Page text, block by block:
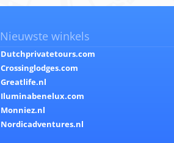
Nieuwste winkels
Dutchprivatetours.com
Crossinglodges.com
Greatlife.nl
Iluminabenelux.com
Monniez.nl
Nordicadventures.nl